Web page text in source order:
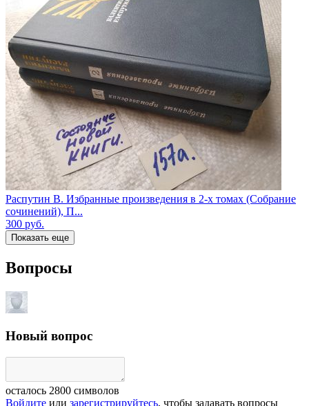
Распутин В. Избранные произведения в 2-х томах (Собрание
сочинений), П...
300 руб.
Показать еще
Вопросы
Новый вопрос
осталось 2800 символов
Войдите или зарегистрируйтесь, чтобы задавать вопросы